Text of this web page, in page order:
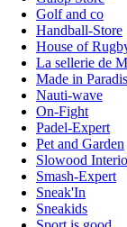
Golf and co
Handball-Store
House of
La sellerie de
Made in Paradis
Nauti-wave
On-Fight
Padel-Expert
Pet and Garden
Slowood
Smash-Expert
Sneak'In
Sneakids